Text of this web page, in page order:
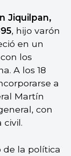
Jiquilpan,
, hijo varón
en un
los
A los 18
a
Martín
con
civil.
de la política